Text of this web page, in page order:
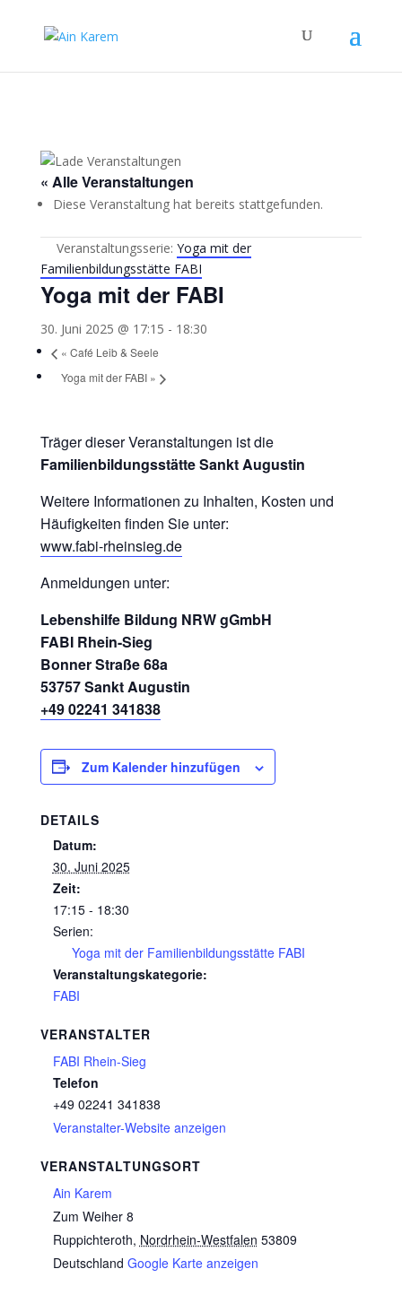
« Alle Veranstaltungen
Diese Veranstaltung hat bereits stattgefunden.
Veranstaltungsserie: Yoga mit der
Familienbildungsstätte FABI
Yoga mit der FABI
30. Juni 2025 @ 17:15 - 18:30
« Café Leib & Seele
Yoga mit der FABI »
Träger dieser Veranstaltungen ist die
Familienbildungsstätte Sankt Augustin
Weitere Informationen zu Inhalten, Kosten und
Häufigkeiten finden Sie unter:
www.fabi-rheinsieg.de
Anmeldungen unter:
Lebenshilfe Bildung NRW gGmbH
FABI Rhein-Sieg
Bonner Straße 68a
53757 Sankt Augustin
+49 02241 341838
Zum Kalender hinzufügen
DETAILS
Datum:
30. Juni 2025
Zeit:
17:15 - 18:30
Serien:
Yoga mit der Familienbildungsstätte FABI
Veranstaltungskategorie:
FABI
VERANSTALTER
FABI Rhein-Sieg
Telefon
+49 02241 341838
Veranstalter-Website anzeigen
VERANSTALTUNGSORT
Ain Karem
Zum Weiher 8
Ruppichteroth, Nordrhein-Westfalen 53809
Deutschland Google Karte anzeigen